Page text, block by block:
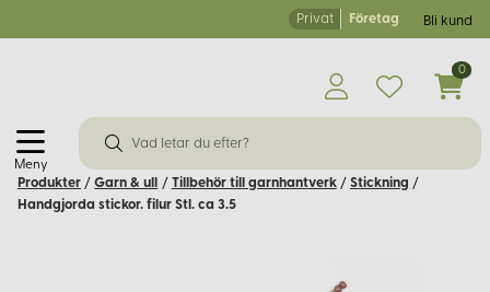
Privat Företag Bli kund
Meny
0
Produkter / Garn & ull / Tillbehör till garnhantverk / Stickning /
Handgjorda stickor. filur Stl. ca 3.5